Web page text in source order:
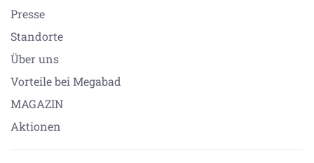
Presse
Standorte
Über uns
Vorteile bei Megabad
MAGAZIN
Aktionen